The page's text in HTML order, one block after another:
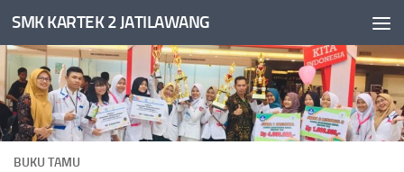
Skip to content
SMK KARTEK 2 JATILAWANG
BUKU TAMU